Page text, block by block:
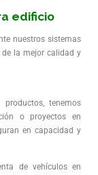
edificio
nuestros sistemas
de la mejor calidad y
tenemos
o proyectos en
en capacidad y
de vehículos en